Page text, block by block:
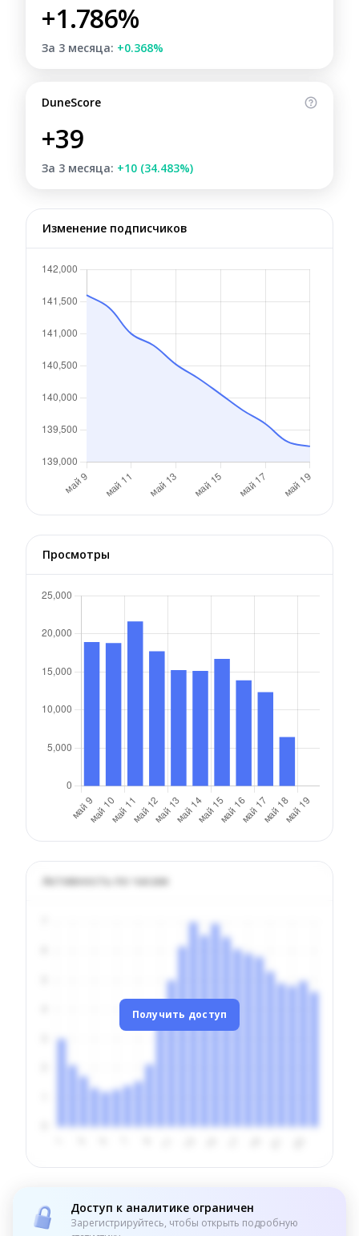
+1.786%
За 3 месяца: +0.368%
DuneScore
+39
За 3 месяца: +10 (34.483%)
Изменение подписчиков
Просмотры
Активность по часам
Получить доступ
Доступ к аналитике ограничен
Зарегистрируйтесь, чтобы открыть подробную